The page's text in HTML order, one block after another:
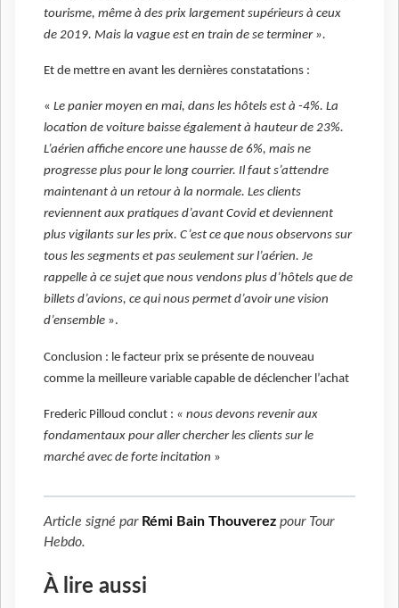
tourisme, même à des prix largement supérieurs à ceux
de 2019. Mais la vague est en train de se terminer ».
Et de mettre en avant les dernières constatations :
« Le panier moyen en mai, dans les hôtels est à -4%. La
location de voiture baisse également à hauteur de 23%.
L’aérien affiche encore une hausse de 6%, mais ne
progresse plus pour le long courrier. Il faut s’attendre
maintenant à un retour à la normale. Les clients
reviennent aux pratiques d’avant Covid et deviennent
plus vigilants sur les prix. C’est ce que nous observons sur
tous les segments et pas seulement sur l’aérien. Je
rappelle à ce sujet que nous vendons plus d’hôtels que de
billets d’avions, ce qui nous permet d’avoir une vision
d’ensemble ».
Conclusion : le facteur prix se présente de nouveau
comme la meilleure variable capable de déclencher l’achat
Frederic Pilloud conclut : « nous devons revenir aux
fondamentaux pour aller chercher les clients sur le
marché avec de forte incitation »
Article signé par Rémi Bain Thouverez pour Tour
Hebdo.
À lire aussi